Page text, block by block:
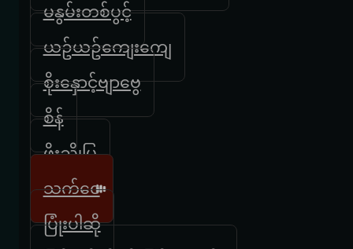
မနွမ်းတစ်ပွင့်
ယဥ်ယဥ်ကျေးကျေ
စိုးနှောင့်ဗျာဗွေ
စိန်
ဖိုးညိုမြ
သက်၀ေ
ပြုံးပါဆို